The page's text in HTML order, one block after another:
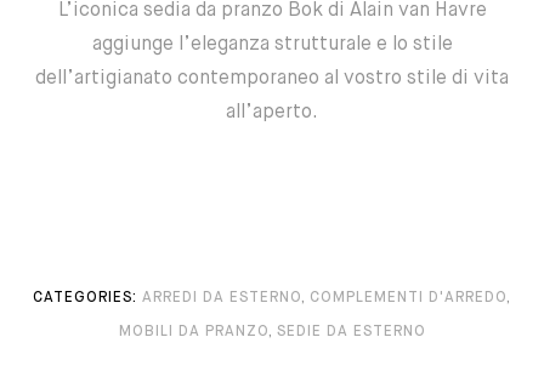
L’iconica sedia da pranzo Bok di Alain van Havre
aggiunge l’eleganza strutturale e lo stile
dell’artigianato contemporaneo al vostro stile di vita
all’aperto.
CATEGORIES: ARREDI DA ESTERNO, COMPLEMENTI D'ARREDO,
MOBILI DA PRANZO, SEDIE DA ESTERNO